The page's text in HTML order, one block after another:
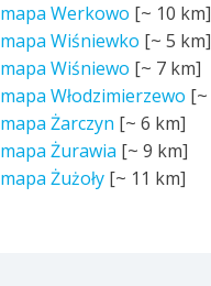
mapa Werkowo [~ 10 km]
mapa Wiśniewko [~ 5 km]
mapa Wiśniewo [~ 7 km]
mapa Włodzimierzewo [~
mapa Żarczyn [~ 6 km]
mapa Żurawia [~ 9 km]
mapa Żużoły[~ 11 km]